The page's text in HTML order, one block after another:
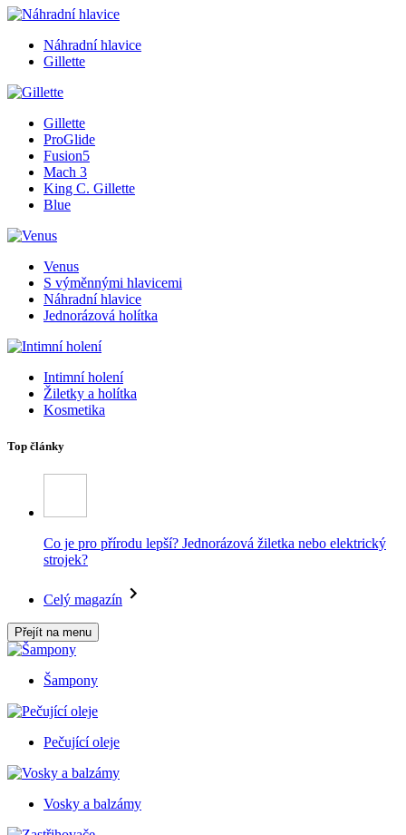
Náhradní hlavice
Gillette
Gillette
ProGlide
Fusion5
Mach 3
King C. Gillette
Blue
Venus
S výměnnými hlavicemi
Náhradní hlavice
Jednorázová holítka
Intimní holení
Žiletky a holítka
Kosmetika
Top články
Co je pro přírodu lepší? Jednorázová žiletka nebo elektrický
strojek?
Celý magazín
Přejít na menu
Šampony
Pečující oleje
Vosky a balzámy